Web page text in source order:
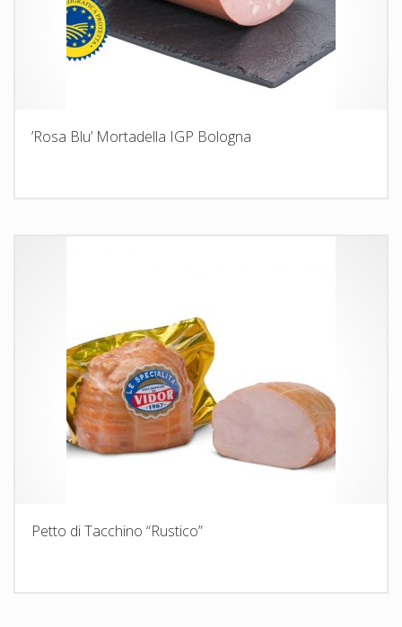
’Rosa Blu’ Mortadella IGP Bologna
Petto di Tacchino “Rustico”